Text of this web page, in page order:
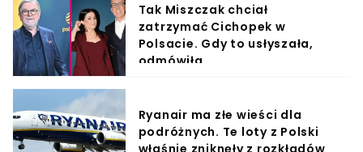
Tak Miszczak chciał
zatrzymać Cichopek w
Polsacie. Gdy to usłyszała,
odmówiła
Ryanair ma złe wieści dla
podróżnych. Te loty z Polski